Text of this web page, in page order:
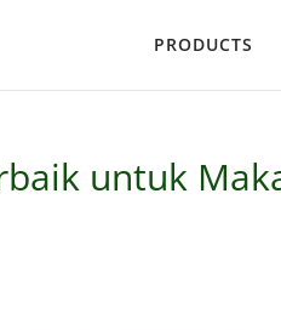
PRODUCTS
untuk